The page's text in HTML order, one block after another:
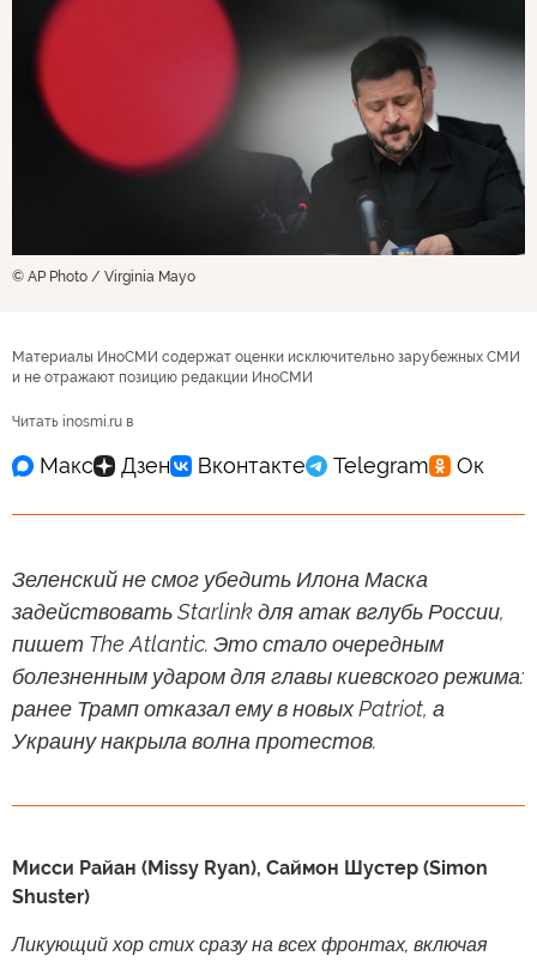
© AP Photo / Virginia Mayo
Материалы ИноСМИ содержат оценки исключительно зарубежных СМИ
и не отражают позицию редакции ИноСМИ
Читать inosmi.ru в
Зеленский не смог убедить Илона Маска
задействовать Starlink для атак вглубь России,
пишет The Atlantic. Это стало очередным
болезненным ударом для главы киевского режима:
ранее Трамп отказал ему в новых Patriot, а
Украину накрыла волна протестов.
Мисси Райан (Missy Ryan), Саймон Шустер (Simon
Shuster)
Ликующий хор стих сразу на всех фронтах, включая